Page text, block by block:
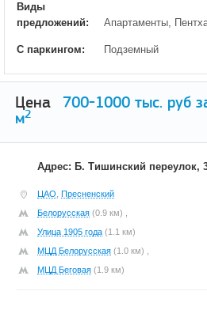
Виды
предложений:
Апартаменты,
С паркингом: Подземный
Цена 700-1000 тыс. руб
м2
Адрес: Б. Тишинский переулок,
ЦАО Пресненский
Белорусская (0.9 км) ,
Улица 1905 года (1.1 км)
МЦД Белорусская (1.0 км) ,
МЦД Беговая (1.9 км)